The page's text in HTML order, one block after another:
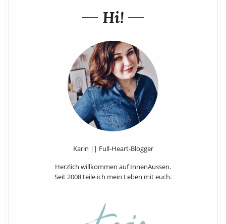
Hi!
Karin || Full-Heart-Blogger
Herzlich willkommen auf InnenAussen.
Seit 2008 teile ich mein Leben mit euch.